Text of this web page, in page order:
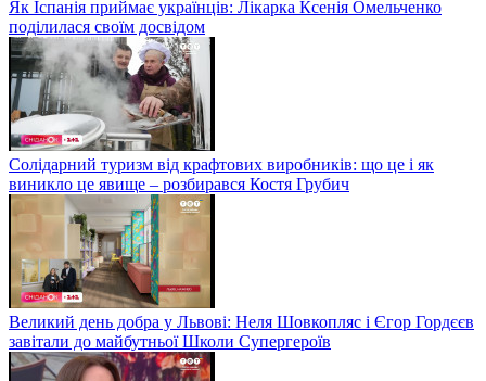
Як Іспанія приймає українців: Лікарка Ксенія Омельченко
поділилася своїм досвідом
Солідарний туризм від крафтових виробників: що це і як
виникло це явище – розбирався Костя Грубич
Великий день добра у Львові: Неля Шовкопляс і Єгор Гордєєв
завітали до майбутньої Школи Супергероїв